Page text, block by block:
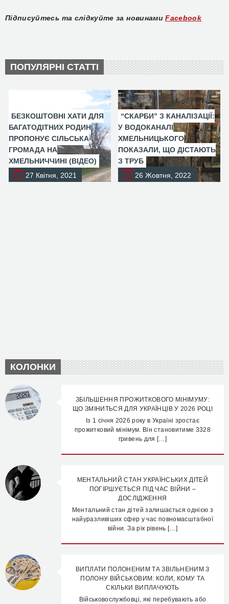
Підписуйтесь та слідкуйте за новинами Facebook
ПОПУЛЯРНІ СТАТТІ
БЕЗКОШТОВНІ ХАТИ ДЛЯ
БАГАТОДІТНИХ РОДИН
ПРОПОНУЄ СІЛЬСЬКА
ГРОМАДА НА
ХМЕЛЬНИЧЧИНІ (ВІДЕО)
27 Квітня, 2021
“СКАРБИ” З КАНАЛІЗАЦІЇ:
У ВОДОКАНАЛІ
ХМЕЛЬНИЦЬКОГО
ПОКАЗАЛИ, ЩО ДІСТАЮТЬ
З ТРУБ
26 Жовтня, 2022
КОЛОНКИ
ЗБІЛЬШЕННЯ ПРОЖИТКОВОГО МІНІМУМУ:
ЩО ЗМІНИТЬСЯ ДЛЯ УКРАЇНЦІВ У 2026 РОЦІ
Із 1 січня 2026 року в Україні зростає
прожитковий мінімум. Він становитиме 3328
гривень для […]
МЕНТАЛЬНИЙ СТАН УКРАЇНСЬКИХ ДІТЕЙ
ПОГІРШУЄТЬСЯ ПІД ЧАС ВІЙНИ –
ДОСЛІДЖЕННЯ
Ментальний стан дітей залишається однією з
найуразливіших сфер у час повномасштабної
війни. За рік рівень […]
ВИПЛАТИ ПОЛОНЕНИМ ТА ЗВІЛЬНЕНИМ З
ПОЛОНУ ВІЙСЬКОВИМ: КОЛИ, КОМУ ТА
СКІЛЬКИ ВИПЛАЧУЮТЬ
Військовослужбовці, які перебувають або